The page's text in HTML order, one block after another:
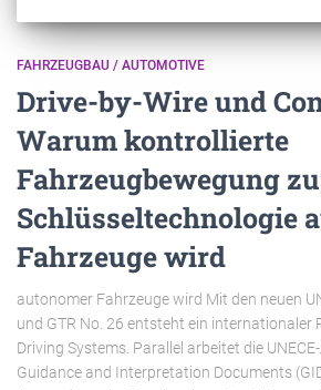
FAHRZEUGBAU / AUTOMOTIVE
Drive-by-Wire und
Warum kontrollierte
Fahrzeugbewegung
Schlüsseltechnologie
Fahrzeuge wird
autonomer Fahrzeuge wird Mit den neuen
und GTR No. 26 entsteht ein internationaler
Driving Systems. Parallel arbeitet die
Guidance and Interpretation Documents